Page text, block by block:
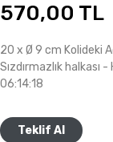
570,00 TL
20 x Ø 9 cm Kolideki
Sızdırmazlık halkası
06:14:18
Teklif Al